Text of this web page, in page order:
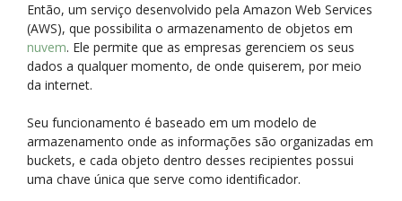
Então, um serviço desenvolvido pela Amazon Web Services
(AWS), que possibilita o armazenamento de objetos em
nuvem. Ele permite que as empresas gerenciem os seus
dados a qualquer momento, de onde quiserem, por meio
da internet.
Seu funcionamento é baseado em um modelo de
armazenamento onde as informações são organizadas em
buckets, e cada objeto dentro desses recipientes possui
uma chave única que serve como identificador.